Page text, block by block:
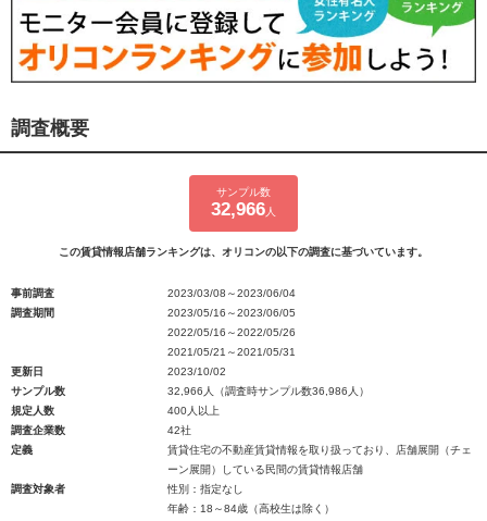
調査概要
サンプル数
32,966 人
この賃貸情報店舗ランキングは、オリコンの以下の調査に基づいています。
事前調査
2023/03/08～2023/06/04
調査期間
2023/05/16～2023/06/05
2022/05/16～2022/05/26
2021/05/21～2021/05/31
更新日
2023/10/02
サンプル数
32,966人（調査時サンプル数36,986人）
規定人数
400人以上
調査企業数
42社
定義
賃貸住宅の不動産賃貸情報を取り扱っており、店舗展開（チェ
ーン展開）している民間の賃貸情報店舗
調査対象者
性別：指定なし
年齢：18～84歳（高校生は除く）